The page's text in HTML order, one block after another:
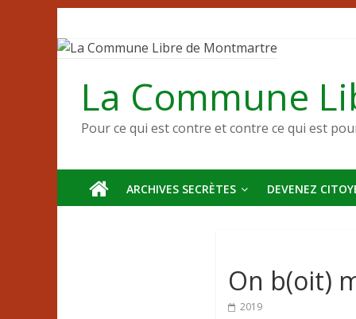
au
contenu
La Commune
Pour ce qui est contre et contre ce qui est
ARCHIVES SECRÈTES DEVENEZ
On b(oit)
2019